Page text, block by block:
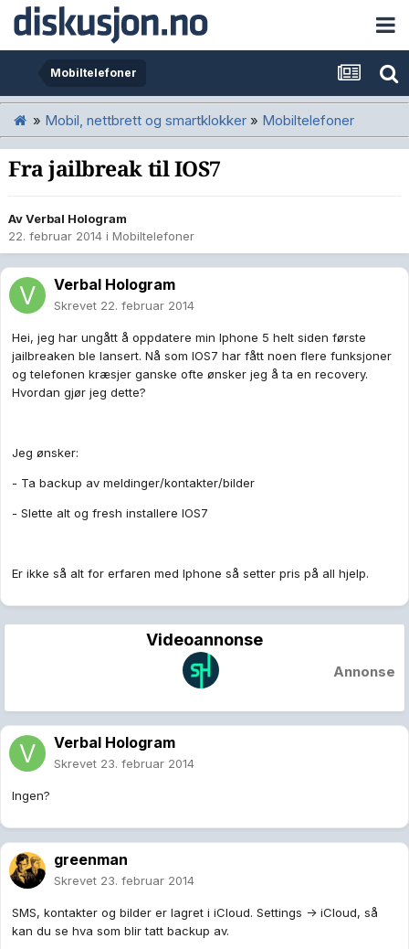
Mobiltelefoner
» Mobil, nettbrett og smartklokker » Mobiltelefoner
Fra jailbreak til IOS7
AvVerbal Hologram
22. februar 2014 i Mobiltelefoner
Verbal Hologram
Skrevet 22. februar 2014
Hei, jeg har ungått å oppdatere min Iphone 5 helt siden første
jailbreaken ble lansert. Nå som IOS7 har fått noen flere funksjoner
og telefonen kræsjer ganske ofte ønsker jeg å ta en recovery.
Hvordan gjør jeg dette?
Jeg ønsker:
- Ta backup av meldinger/kontakter/bilder
- Slette alt og fresh installere IOS7
Er ikke så alt for erfaren med Iphone så setter pris på all hjelp.
Videoannonse
Annonse
Verbal Hologram
Skrevet 23. februar 2014
Ingen?
greenman
Skrevet 23. februar 2014
SMS, kontakter og bilder er lagret i iCloud. Settings -> iCloud, så
kan du se hva som blir tatt backup av.